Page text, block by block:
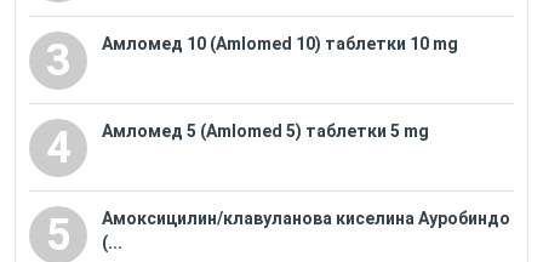
3 Амломед 10 (Amlomed 10) таблетки 10 mg
4 Амломед 5 (Amlomed 5) таблетки 5 mg
5
Амоксицилин/клавуланова киселина Ауробиндо
(...